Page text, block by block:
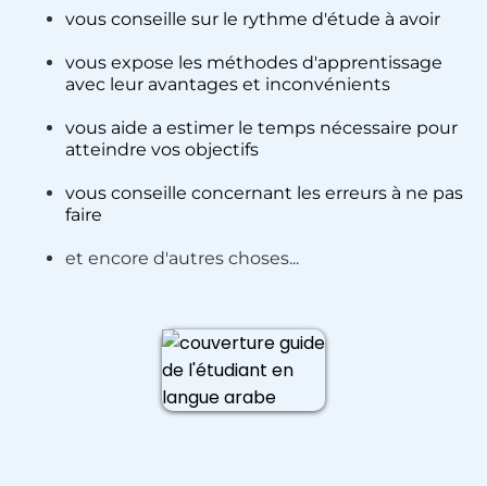
vous conseille sur le rythme d'étude à avoir
vous expose les méthodes d'apprentissage
avec leur avantages et inconvénients
vous aide a estimer le temps nécessaire pour
atteindre vos objectifs
vous conseille concernant les erreurs à ne pas
faire
et encore d'autres choses...